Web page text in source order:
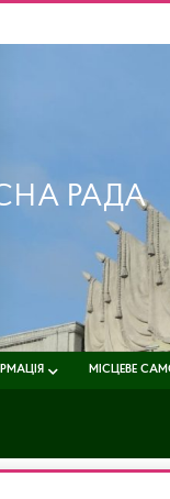
РАДА
МІСЦЕВЕ